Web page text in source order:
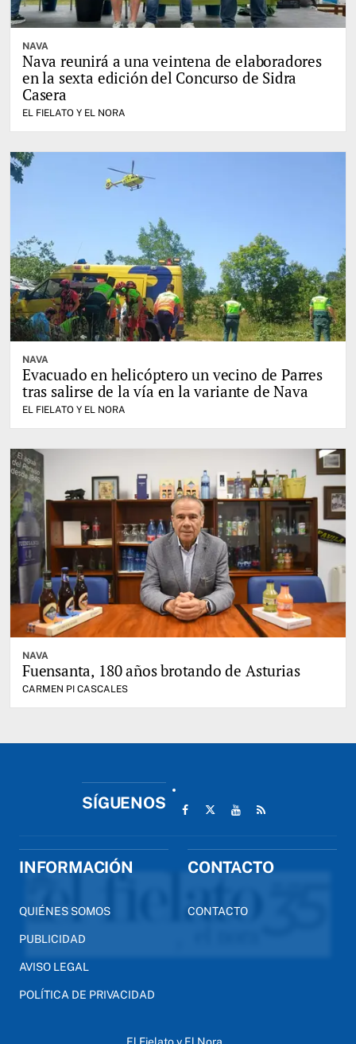
NAVA
Nava reunirá a una veintena de elaboradores
en la sexta edición del Concurso de Sidra
Casera
EL FIELATO Y EL NORA
NAVA
Evacuado en helicóptero un vecino de Parres
tras salirse de la vía en la variante de Nava
EL FIELATO Y EL NORA
NAVA
Fuensanta, 180 años brotando de Asturias
CARMEN PI CASCALES
SÍGUENOS
INFORMACIÓN
QUIÉNES SOMOS
PUBLICIDAD
AVISO LEGAL
POLÍTICA DE PRIVACIDAD
CONTACTO
CONTACTO